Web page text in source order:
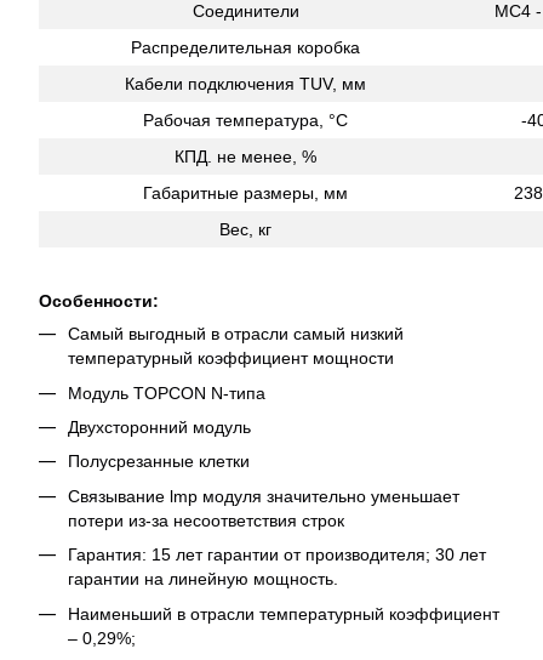
Соединители
MC4
Распределительная коробка
Кабели подключения TUV, мм
Рабочая температура, °С
-
КПД. не менее, %
Габаритные размеры, мм
Вес, кг
Особенности:
Самый выгодный в отрасли самый низкий
температурный коэффициент мощности
Модуль TOPCON N-типа
Двухсторонний модуль
Полусрезанные клетки
Связывание lmp модуля значительно уменьшает
потери из-за несоответствия строк
Гарантия: 15 лет гарантии от производителя; 30 лет
гарантии на линейную мощность.
Наименьший в отрасли температурный коэффициент
– 0,29%;